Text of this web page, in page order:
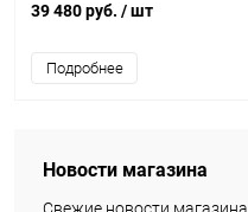
39 480 руб. / шт
Подробнее
Новости магазина